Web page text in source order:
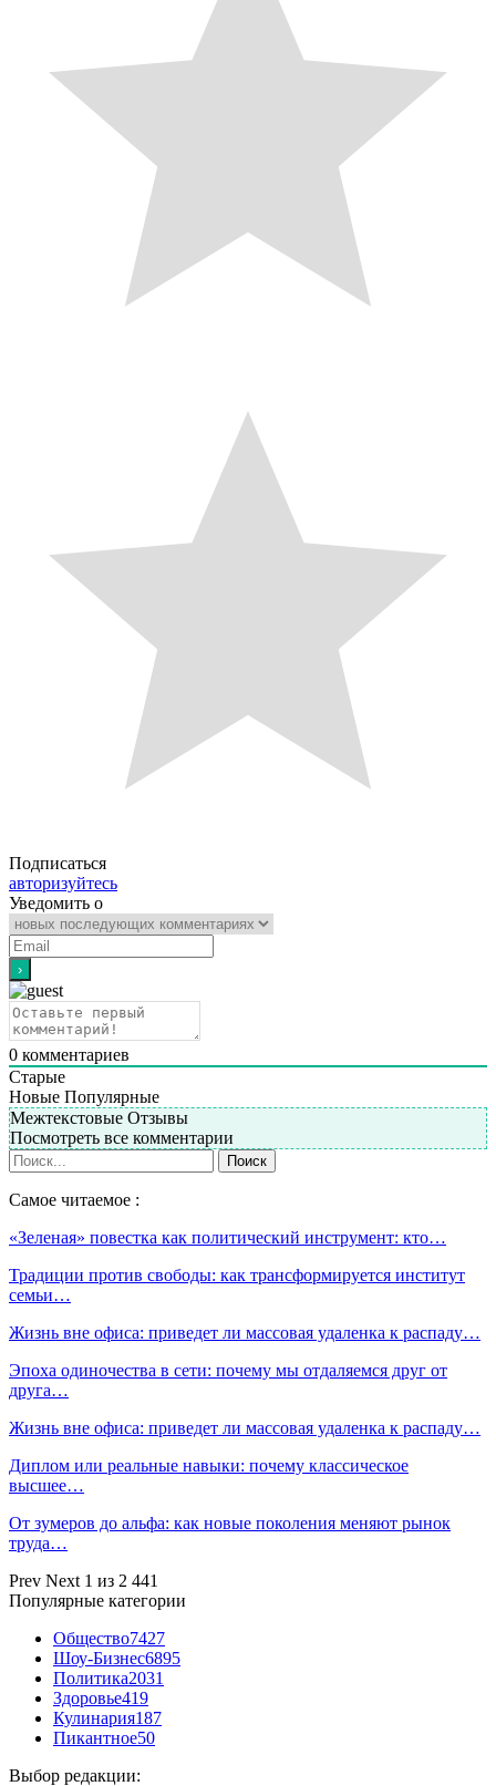
Подписаться
авторизуйтесь
Уведомить о
0 комментариев
Старые
Новые Популярные
Межтекстовые Отзывы
Посмотреть все комментарии
Самое читаемое :
«Зеленая» повестка как политический инструмент: кто…
Традиции против свободы: как трансформируется институт
семьи…
Жизнь вне офиса: приведет ли массовая удаленка к распаду…
Эпоха одиночества в сети: почему мы отдаляемся друг от
друга…
Жизнь вне офиса: приведет ли массовая удаленка к распаду…
Диплом или реальные навыки: почему классическое
высшее…
От зумеров до альфа: как новые поколения меняют рынок
труда…
Prev Next 1 из 2 441
Популярные категории
Общество7427
Шоу-Бизнес6895
Политика2031
Здоровье419
Кулинария187
Пикантное50
Выбор редакции: